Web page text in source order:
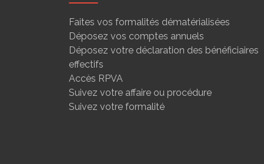
Faites vos formalités dématérialisées
Déposez vos comptes annuels
Déposez votre déclaration des bénéficiaires
effectifs
Accès RPVA
Suivez votre affaire ou procédure
Suivez votre formalité